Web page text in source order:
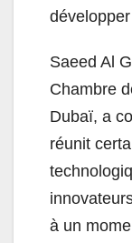
Saeed Al
Chambre
Dubaï, a
réunit
à un